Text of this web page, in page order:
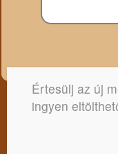
Az
Értesülj az új
ingyen